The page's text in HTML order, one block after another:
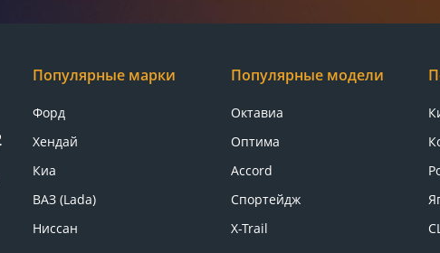
Популярные марки
Форд
Хендай
Киа
ВАЗ (Lada)
Ниссан
Популярные модели
Октавиа
Оптима
Accord
Спортейдж
X-Trail